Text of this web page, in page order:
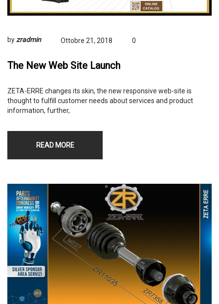
byzradmin Ottobre 21, 2018 0
The New Web Site Launch
ZETA-ERRE changes its skin, the new responsive web-site is
thought to fulfill customer needs about services and product
information, further,
READ MORE